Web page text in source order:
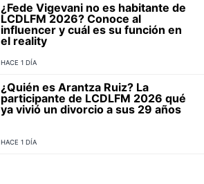
¿Fede Vigevani no es habitante de
LCDLFM 2026? Conoce al
influencer y cuál es su función en
el reality
HACE 1 DÍA
¿Quién es Arantza Ruiz? La
participante de LCDLFM 2026 qué
ya vivió un divorcio a sus 29 años
HACE 1 DÍA